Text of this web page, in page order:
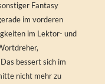
Fantasy
im vorderen
im Lektor- und
bessert sich im
nicht mehr zu